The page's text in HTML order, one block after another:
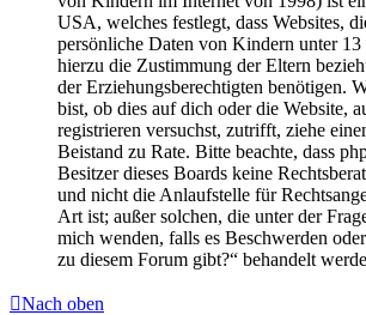
USA, welches festlegt, dass Websites,
persönliche Daten von Kindern unter 13
hierzu die Zustimmung der Eltern
der Erziehungsberechtigten benötigen.
bist, ob dies auf dich oder die Website,
registrieren versuchst, zutrifft, ziehe
Beistand zu Rate. Bitte beachte, dass
Besitzer dieses Boards keine
und nicht die Anlaufstelle für
Art ist; außer solchen, die unter der
mich wenden, falls es Beschwerden
zu diesem Forum gibt?“ behandelt
Nach oben